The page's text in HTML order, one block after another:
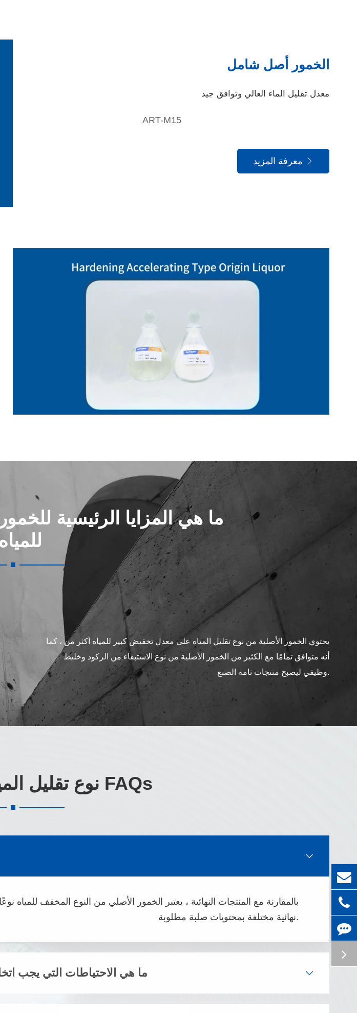
الخمور أصل شامل
معدل تقليل الماء العالي وتوافق جيد
ART-M15

ما هي المزايا الرئيسية
يحتوي الخمور الأصلية من نوع تقليل المياه على معدل تخفيض كبير للمياه أكثر من ، كما
أنه متوافق تمامًا مع الكثير من الخمور الأصلية من نوع الاستبقاء من الركود وخليط
وظيفي ليصبح منتجات تامة الصنع.
نوع تقليل المياه الأصل الخمور FAQs

بالمقارنة مع المنتجات النهائية ، يعتبر الخمور الأصلي من النوع المخفف
نهائية مختلفة بمحتويات صلبة مطلوبة.
ما هي الاحتياطات التي يجب 